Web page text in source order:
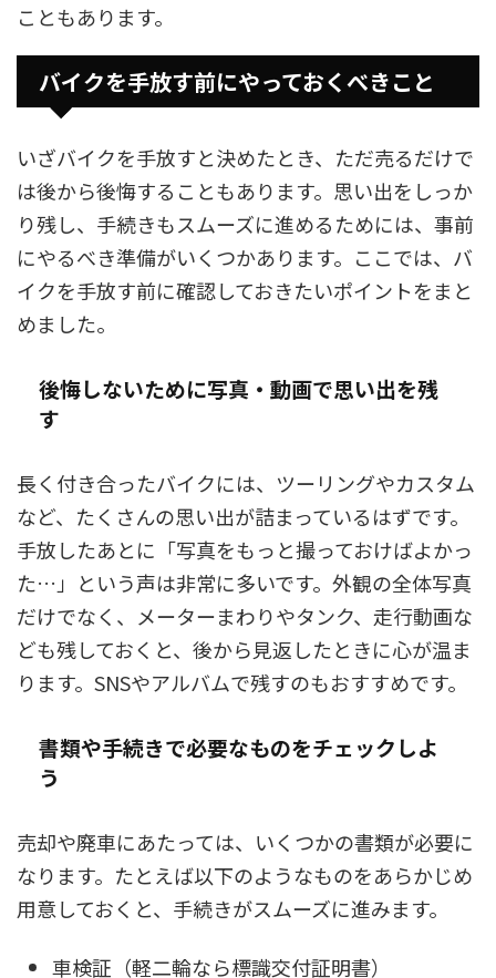
こともあります。
バイクを手放す前にやっておくべきこと
いざバイクを手放すと決めたとき、ただ売るだけで
は後から後悔することもあります。思い出をしっか
り残し、手続きもスムーズに進めるためには、事前
にやるべき準備がいくつかあります。ここでは、バ
イクを手放す前に確認しておきたいポイントをまと
めました。
後悔しないために写真・動画で思い出を残
す
長く付き合ったバイクには、ツーリングやカスタム
など、たくさんの思い出が詰まっているはずです。
手放したあとに「写真をもっと撮っておけばよかっ
た…」という声は非常に多いです。外観の全体写真
だけでなく、メーターまわりやタンク、走行動画な
ども残しておくと、後から見返したときに心が温ま
ります。SNSやアルバムで残すのもおすすめです。
書類や手続きで必要なものをチェックしよ
う
売却や廃車にあたっては、いくつかの書類が必要に
なります。たとえば以下のようなものをあらかじめ
用意しておくと、手続きがスムーズに進みます。
車検証（軽二輪なら標識交付証明書）